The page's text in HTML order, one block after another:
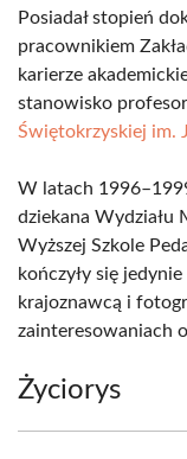
Posiadał stopień
pracownikiem
karierze
stanowisko
Świętokrzyskiej im.
W latach
dziekana Wydziału
Wyższej Szkole
kończyły się
krajoznawcą i
zainteresowaniach
Życiorys